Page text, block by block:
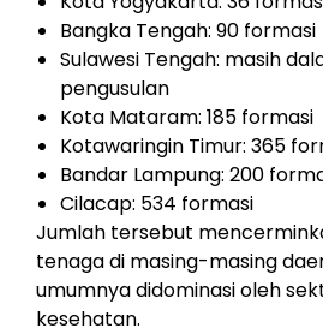
Bangka Tengah: 90 formasi
Sulawesi Tengah: masih
pengusulan
Kota Mataram: 185 formasi
Kotawaringin Timur: 365
Bandar Lampung: 200
Cilacap: 534 formasi
Jumlah tersebut
tenaga di masing-masing
umumnya didominasi oleh
kesehatan.